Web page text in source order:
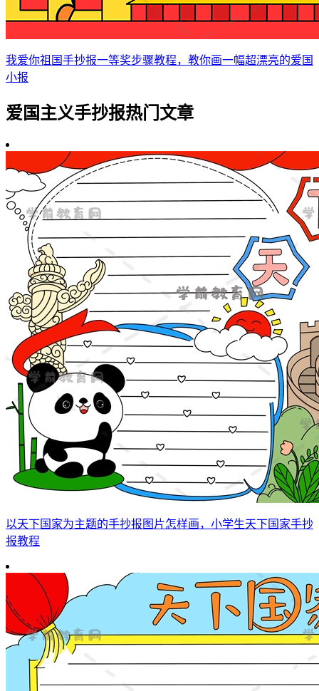
我爱你祖国手抄报一等奖步骤教程，教你画一幅超漂亮的爱国
小报
爱国主义手抄报热门文章
以天下国家为主题的手抄报图片怎样画，小学生天下国家手抄
报教程